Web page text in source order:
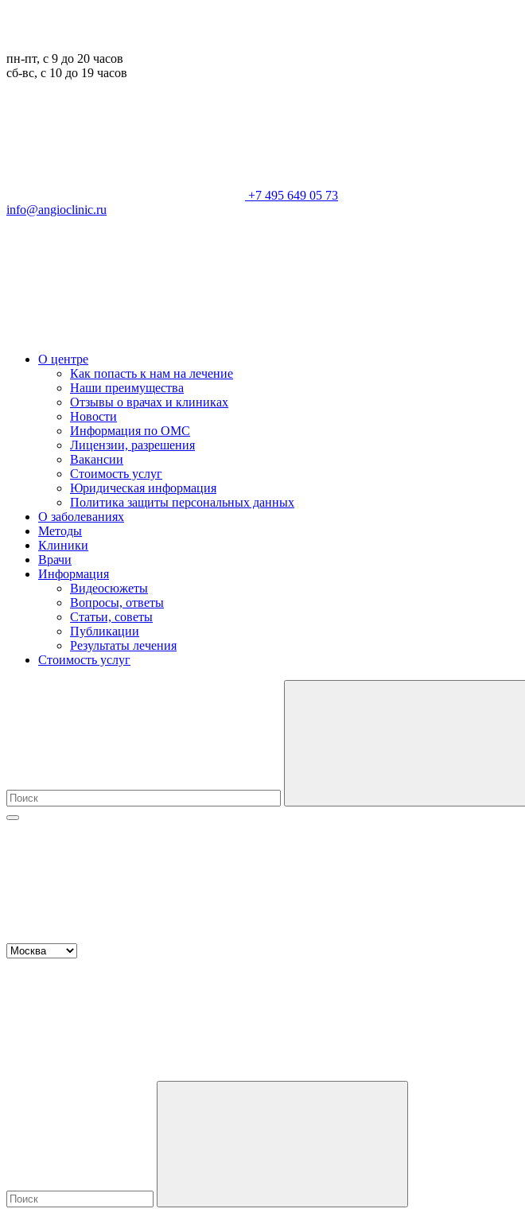
пн-пт, с 9 до 20 часов
сб-вс, с 10 до 19 часов
+7 495 649 05 73
info@angioclinic.ru
О центре
Как попасть к нам на лечение
Наши преимущества
Отзывы о врачах и клиниках
Новости
Информация по ОМС
Лицензии, разрешения
Вакансии
Стоимость услуг
Юридическая информация
Политика защиты персональных данных
О заболеваниях
Методы
Клиники
Врачи
Информация
Видеосюжеты
Вопросы, ответы
Статьи, советы
Публикации
Результаты лечения
Стоимость услуг